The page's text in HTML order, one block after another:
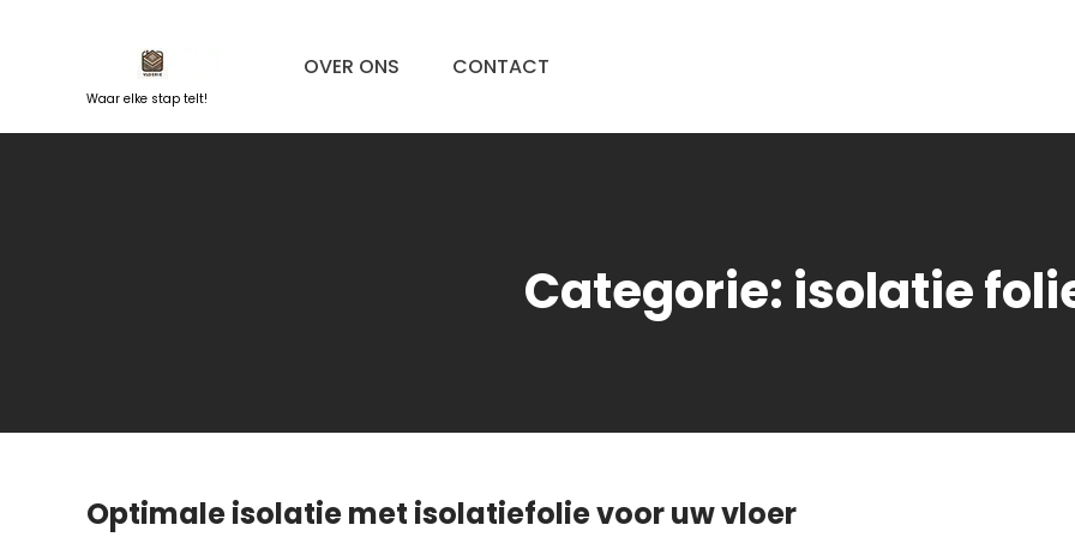
Waar elke stap telt!
OVER ONS CONTACT
Categorie: isolatie
Optimale isolatie met isolatiefolie voor uw vloer